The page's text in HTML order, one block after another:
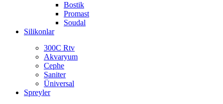
Bostik
Promast
Soudal
Silikonlar
300C Rtv
Akvaryum
Cephe
Saniter
Üniversal
Spreyler